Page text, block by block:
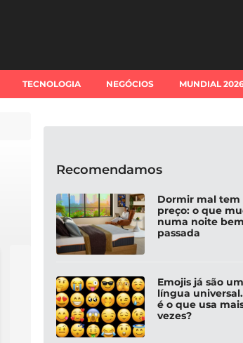
TECNOLOGIA NEGÓCIOS MUNDIAL
O que fazer quando
a disfunção erétil
começa a afetar a
qualidade de vida?
Ekonomista
5 anos
com o
perder o
família
Recomendamos
Dormir mal tem
preço: o que
numa noite bem
passada
Emojis já são
língua
é o que usa
vezes?